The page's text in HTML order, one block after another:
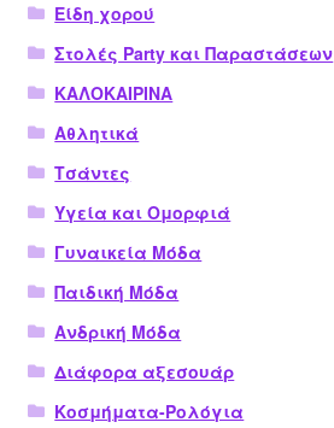
Είδη χορού
Στολές Party και Παραστάσεων
ΚΑΛΟΚΑΙΡΙΝΑ
Αθλητικά
Τσάντες
Υγεία και Ομορφιά
Γυναικεία Μόδα
Παιδική Μόδα
Ανδρική Μόδα
Διάφορα αξεσουάρ
Κοσμήματα-Ρολόγια